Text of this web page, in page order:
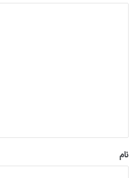
*
نام